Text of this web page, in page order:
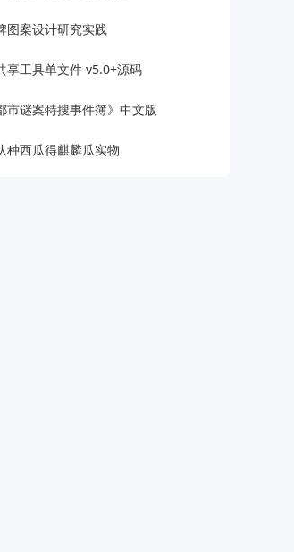
图案设计研究实践
享工具单文件 v5.0+源码
市谜案特搜事件簿》中文版
种西瓜得麒麟瓜实物